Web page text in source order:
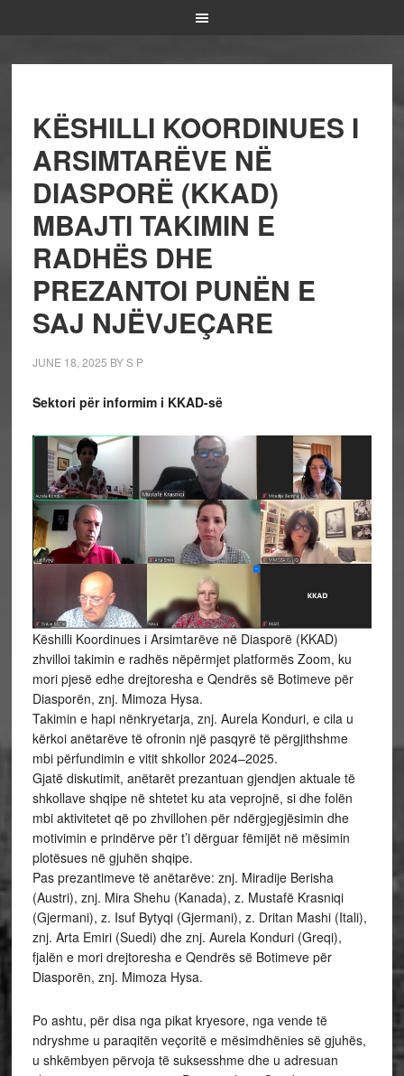
KËSHILLI KOORDINUES I
ARSIMTARËVE NË
DIASPORË (KKAD)
MBAJTI TAKIMIN E
RADHËS DHE
PREZANTOI PUNËN E
SAJ NJËVJEÇARE
JUNE 18, 2025 BYS P
Sektori për informim i KKAD-së
Këshilli Koordinues i Arsimtarëve në Diasporë (KKAD)
zhvilloi takimin e radhës nëpërmjet platformës Zoom, ku
mori pjesë edhe drejtoresha e Qendrës së Botimeve për
Diasporën, znj. Mimoza Hysa.
Takimin e hapi nënkryetarja, znj. Aurela Konduri, e cila u
kërkoi anëtarëve të ofronin një pasqyrë të përgjithshme
mbi përfundimin e vitit shkollor 2024–2025.
Gjatë diskutimit, anëtarët prezantuan gjendjen aktuale të
shkollave shqipe në shtetet ku ata veprojnë, si dhe folën
mbi aktivitetet që po zhvillohen për ndërgjegjësimin dhe
motivimin e prindërve për t’i dërguar fëmijët në mësimin
plotësues në gjuhën shqipe.
Pas prezantimeve të anëtarëve: znj. Miradije Berisha
(Austri), znj. Mira Shehu (Kanada), z. Mustafë Krasniqi
(Gjermani), z. Isuf Bytyqi (Gjermani), z. Dritan Mashi (Itali),
znj. Arta Emiri (Suedi) dhe znj. Aurela Konduri (Greqi),
fjalën e mori drejtoresha e Qendrës së Botimeve për
Diasporën, znj. Mimoza Hysa.
Po ashtu, për disa nga pikat kryesore, nga vende të
ndryshme u paraqitën veçoritë e mësimdhënies së gjuhës,
u shkëmbyen përvoja të suksesshme dhe u adresuan